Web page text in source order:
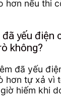
hơn nếu thi
yếu điện
không?
đã yếu
hơn tự xả vì
hiếm khi